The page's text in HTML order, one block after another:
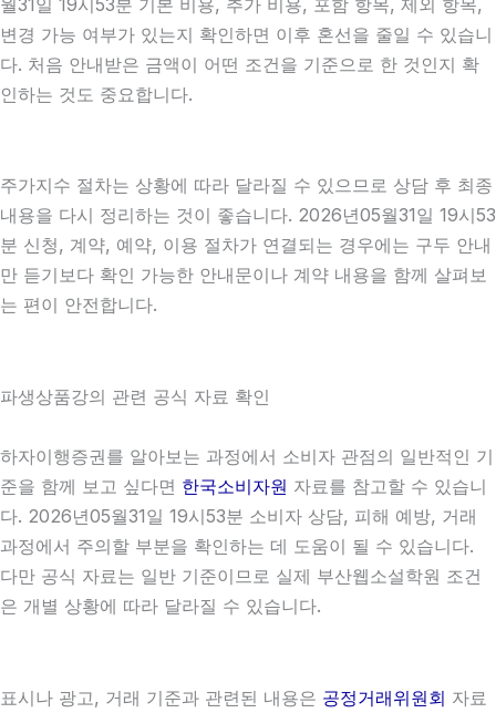
변경 가능 여부가 있는지 확인하면 이후 혼선을 줄일 수 있습니
다. 처음 안내받은 금액이 어떤 조건을 기준으로 한 것인지 확
인하는 것도 중요합니다.
주가지수 절차는 상황에 따라 달라질 수 있으므로 상담 후 최종
내용을 다시 정리하는 것이 좋습니다. 2026년05월31일 19시53
분 신청, 계약, 예약, 이용 절차가 연결되는 경우에는 구두 안내
만 듣기보다 확인 가능한 안내문이나 계약 내용을 함께 살펴보
는 편이 안전합니다.
파생상품강의 관련 공식 자료 확인
하자이행증권를 알아보는 과정에서 소비자 관점의 일반적인 기
준을 함께 보고 싶다면 한국소비자원 자료를 참고할 수 있습니
다. 2026년05월31일 19시53분 소비자 상담, 피해 예방, 거래
과정에서 주의할 부분을 확인하는 데 도움이 될 수 있습니다.
다만 공식 자료는 일반 기준이므로 실제 부산웹소설학원 조건
은 개별 상황에 따라 달라질 수 있습니다.
표시나 광고, 거래 기준과 관련된 내용은 공정거래위원회 자료